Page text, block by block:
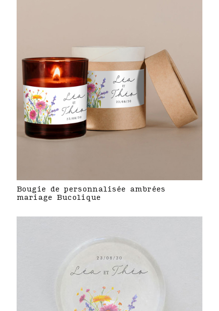
Bougie de personnalisée ambrées
mariage Bucolique